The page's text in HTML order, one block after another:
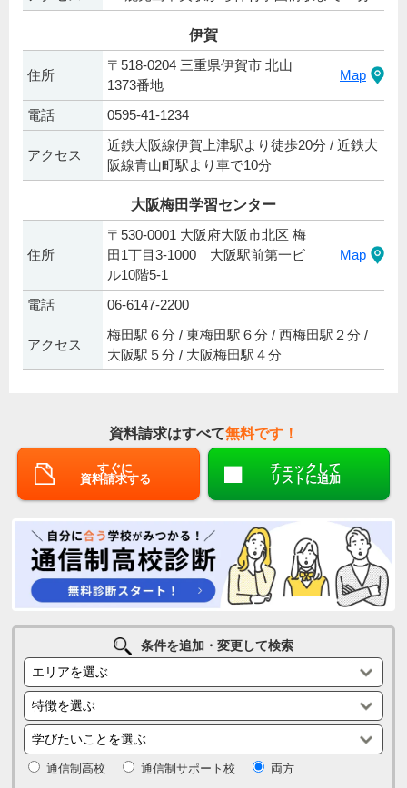
伊賀
住所
〒518-0204 三重県伊賀市 北山
1373番地
Map
電話 0595-41-1234
アクセス
近鉄大阪線伊賀上津駅より徒歩20分 / 近鉄大
阪線青山町駅より車で10分
大阪梅田学習センター
住所
〒530-0001 大阪府大阪市北区 梅
田1丁目3-1000 大阪駅前第一ビ
ル10階5-1
Map
電話 06-6147-2200
アクセス
梅田駅６分 / 東梅田駅６分 / 西梅田駅２分 /
大阪駅５分 / 大阪梅田駅４分
資料請求はすべて無料です！
すぐに
資料請求する
チェックして
リストに追加
条件を追加・変更して検索
通信制高校 通信制サポート校 両方